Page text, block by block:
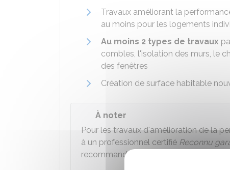
Travaux améliorant la
au moins pour les logements
Au moins 2 types de travaux
combles, l'isolation des murs, le
des fenêtres
Création de surface habitable
À noter
Pour les travaux d'amélioration de la
à un professionnel certifié Reconnu
recommandé.